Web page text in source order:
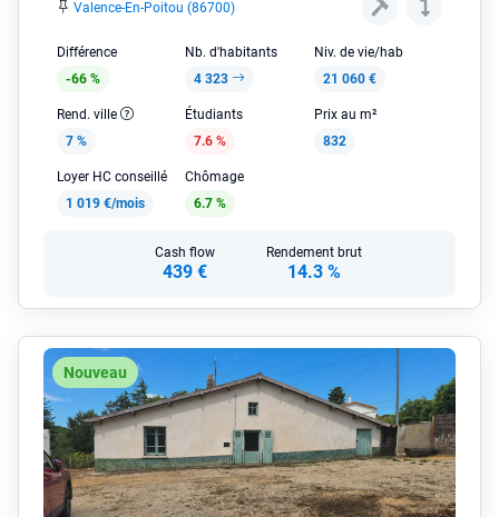
Valence-En-Poitou (86700)
Différence
-66 %
Nb. d'habitants
4 323
Niv. de vie/hab
21 060 €
Rend. ville
7 %
Étudiants
7.6 %
Prix au m²
832
Loyer HC conseillé
1 019 €/mois
Chômage
6.7 %
Cash flow
439 €
Rendement brut
14.3 %
Nouveau